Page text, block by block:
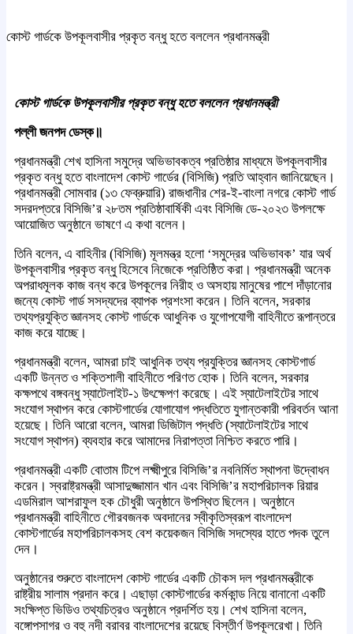
কোস্ট গার্ডকে উপকূলবাসীর প্রকৃত বন্ধু হতে বললেন প্রধানমন্ত্রী
কোস্ট গার্ডকে উপকূলবাসীর প্রকৃত বন্ধু হতে বললেন প্রধানমন্ত্রী
পল্লী জনপদ ডেস্ক॥
প্রধানমন্ত্রী শেখ হাসিনা সমুদ্রে অভিভাবকত্ব প্রতিষ্ঠার মাধ্যমে উপকূলবাসীর
প্রকৃত বন্ধু হতে বাংলাদেশ কোস্ট গার্ডের (বিসিজি) প্রতি আহ্বান জানিয়েছেন।
প্রধানমন্ত্রী সোমবার (১৩ ফেব্রুয়ারি) রাজধানীর শের-ই-বাংলা নগরে কোস্ট গার্ড
সদরদপ্তরে বিসিজি’র ২৮তম প্রতিষ্ঠাবার্ষিকী এবং বিসিজি ডে-২০২৩ উপলক্ষে
আয়োজিত অনুষ্ঠানে ভাষণে এ কথা বলেন।
তিনি বলেন, এ বাহিনীর (বিসিজি) মূলমন্ত্র হলো ‘সমুদ্রের অভিভাবক’ যার অর্থ
উপকূলবাসীর প্রকৃত বন্ধু হিসেবে নিজেকে প্রতিষ্ঠিত করা। প্রধানমন্ত্রী অনেক
অপরাধমূলক কাজ বন্ধ করে উপকূলের নিরীহ ও অসহায় মানুষের পাশে দাঁড়ানোর
জন্যে কোস্ট গার্ড সসদ্যদের ব্যাপক প্রশংসা করেন। তিনি বলেন, সরকার
তথ্যপ্রযুক্তি জ্ঞানসহ কোস্ট গার্ডকে আধুনিক ও যুগোপযোগী বাহিনীতে রূপান্তরে
কাজ করে যাচ্ছে।
প্রধানমন্ত্রী বলেন, আমরা চাই আধুনিক তথ্য প্রযুক্তির জ্ঞানসহ কোস্টগার্ড
একটি উন্নত ও শক্তিশালী বাহিনীতে পরিণত হোক। তিনি বলেন, সরকার
কক্ষপথে বঙ্গবন্ধু স্যাটেলাইট-১ উৎক্ষেপণ করেছে। এই স্যাটেলাইটের সাথে
সংযোগ স্থাপন করে কোস্টগার্ডের যোগাযোগ পদ্ধতিতে যুগান্তকারী পরিবর্তন আনা
হয়েছে। তিনি আরো বলেন, আমরা ডিজিটাল পদ্ধতি (স্যাটেলাইটের সাথে
সংযোগ স্থাপন) ব্যবহার করে আমাদের নিরাপত্তা নিশ্চিত করতে পারি।
প্রধানমন্ত্রী একটি বোতাম টিপে লক্ষ্মীপুরে বিসিজি’র নবনির্মিত স্থাপনা উদ্বোধন
করেন। স্বরাষ্ট্রমন্ত্রী আসাদুজ্জামান খান এবং বিসিজি’র মহাপরিচালক রিয়ার
এডমিরাল আশরাফুল হক চৌধুরী অনুষ্ঠানে উপস্থিত ছিলেন। অনুষ্ঠানে
প্রধানমন্ত্রী বাহিনীতে গৌরবজনক অবদানের স্বীকৃতিস্বরূপ বাংলাদেশ
কোস্টগার্ডের মহাপরিচালকসহ বেশ কয়েকজন বিসিজি সদস্যের হাতে পদক তুলে
দেন।
অনুষ্ঠানের শুরুতে বাংলাদেশ কোস্ট গার্ডের একটি চৌকস দল প্রধানমন্ত্রীকে
রাষ্ট্রীয় সালাম প্রদান করে। এছাড়া কোস্টগার্ডের কর্মকান্ড নিয়ে বানানো একটি
সংক্ষিপ্ত ভিডিও তথ্যচিত্রও অনুষ্ঠানে প্রদর্শিত হয়। শেখ হাসিনা বলেন,
বঙ্গোপসাগর ও বহু নদী বরাবর বাংলাদেশের রয়েছে বিস্তীর্ণ উপকূলরেখা। তিনি